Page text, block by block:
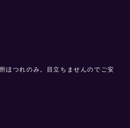
ほつれのみ。目立ちませんのでご安